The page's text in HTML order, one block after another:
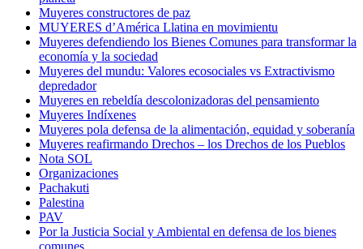
Muyeres constructores de paz
MUYERES d’América Llatina en movimientu
Muyeres defendiendo los Bienes Comunes para transformar la
economía y la sociedad
Muyeres del mundu: Valores ecosociales vs Extractivismo
depredador
Muyeres en rebeldía descolonizadoras del pensamiento
Muyeres Indíxenes
Muyeres pola defensa de la alimentación, equidad y soberanía
Muyeres reafirmando Drechos – los Drechos de los Pueblos
Nota SOL
Organizaciones
Pachakuti
Palestina
PAV
Por la Justicia Social y Ambiental en defensa de los bienes
comunes